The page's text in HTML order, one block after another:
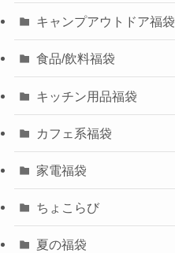
キャンプアウトドア福袋
食品/飲料福袋
キッチン用品福袋
カフェ系福袋
家電福袋
ちょこらび
夏の福袋